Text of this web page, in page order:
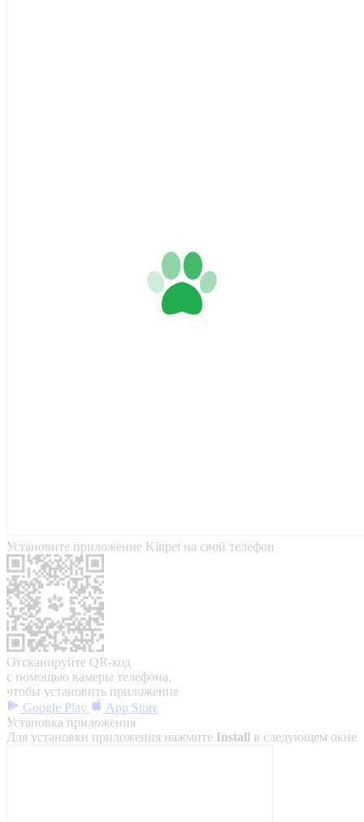
Установите приложение Kinpet на свой телефон
Отсканируйте QR-код
с помощью камеры телефона,
чтобы установить приложение
Google Play
App Store
Установка приложения
Для установки приложения нажмите Install в следующем окне